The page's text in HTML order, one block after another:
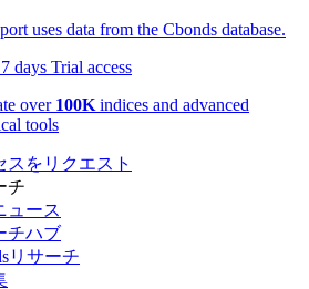
uses data from the Cbonds database.
7 days Trial access
over 100K indices and advanced
tools
スをリクエスト
チ
ュース
チハブ
リサーチ